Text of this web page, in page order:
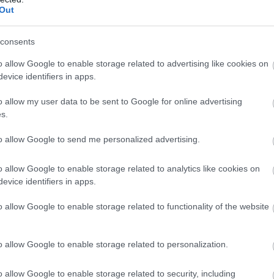
allow Google to enable storage related to advertising like cookies on
identifiers in apps.
allow my user data to be sent to Google for online advertising
allow Google to send me personalized advertising.
allow Google to enable storage related to analytics like cookies on
identifiers in apps.
allow Google to enable storage related to functionality of the website
allow Google to enable storage related to personalization.
allow Google to enable storage related to security, including
Tudod, mi az a szánkózási csempésztechnika? A
navosok is tudják
A NAV pénzügyőrei lekapcsoltak angol rendszámú, Anglia és
autópályán. A sofőr és utasa magabiztosnak tűnt, de a járőrök